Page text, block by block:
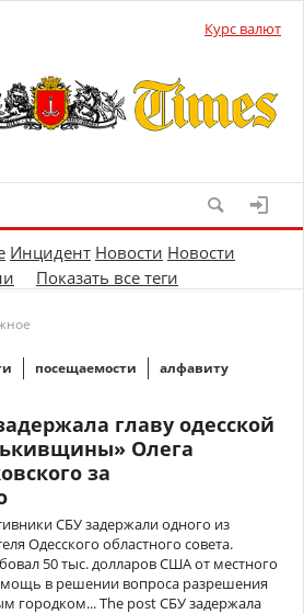
Курс валют
Инцидент Новости Новости
Показать все теги
посещаемости алфавиту
главу одесской
Олега
за
СБУ задержали одного из
Одесского областного совета.
50 тыс. долларов США от местного
в решении вопроса разрешения
городком... The post СБУ задержала